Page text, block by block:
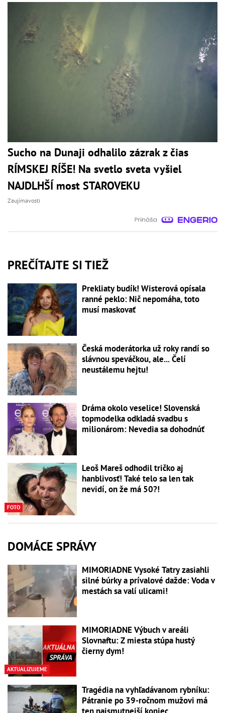
Sucho na Dunaji odhalilo zázrak z čias
RÍMSKEJ RÍŠE! Na svetlo sveta vyšiel
NAJDLHŠÍ most STAROVEKU
Zaujímavosti
PREČÍTAJTE SI TIEŽ
Prekliaty budík! Wisterová opísala
ranné peklo: Nič nepomáha, toto
musí maskovať
Česká moderátorka už roky randí so
slávnou speváčkou, ale... Čelí
neustálemu hejtu!
Dráma okolo veselice! Slovenská
topmodelka odkladá svadbu s
milionárom: Nevedia sa dohodnúť
FOTO
Leoš Mareš odhodil tričko aj
hanblivosť! Také telo sa len tak
nevidí, on že má 50?!
DOMÁCE SPRÁVY
MIMORIADNE Vysoké Tatry zasiahli
silné búrky a prívalové dažde: Voda v
mestách sa valí ulicami!
AKTUALIZUJEME
MIMORIADNE Výbuch v areáli
Slovnaftu: Z miesta stúpa hustý
čierny dym!
Tragédia na vyhľadávanom rybníku:
Pátranie po 39-ročnom mužovi má